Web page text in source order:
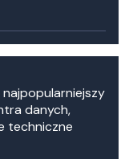
najpopularniejszy
danych,
techniczne